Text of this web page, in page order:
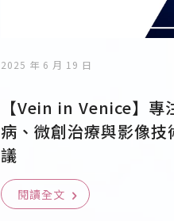
2025 年 6 月 19 日
【Vein in Venice】專
病、微創治療與影像技
議
閱讀全文